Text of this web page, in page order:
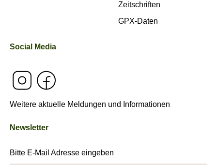
Zeitschriften
GPX-Daten
Social Media
Weitere aktuelle Meldungen und Informationen
Newsletter
Bitte E-Mail Adresse eingeben